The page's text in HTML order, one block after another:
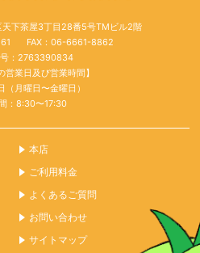
下茶屋3丁目28番5号TMビル2階
FAX：06-6661-8862
号：2763390834
営業日及び営業時間】
（月曜日〜金曜日）
：8:30〜17:30
本店
ご利用料金
よくあるご質問
お問い合わせ
サイトマップ